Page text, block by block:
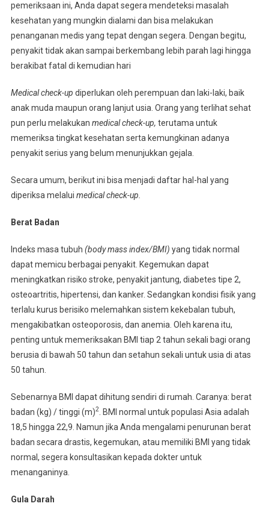
pemeriksaan ini, Anda dapat segera mendeteksi masalah
kesehatan yang mungkin dialami dan bisa melakukan
penanganan medis yang tepat dengan segera. Dengan begitu,
penyakit tidak akan sampai berkembang lebih parah lagi hingga
berakibat fatal di kemudian hari
Medical check-up diperlukan oleh perempuan dan laki-laki, baik
anak muda maupun orang lanjut usia. Orang yang terlihat sehat
pun perlu melakukan medical check-up, terutama untuk
memeriksa tingkat kesehatan serta kemungkinan adanya
penyakit serius yang belum menunjukkan gejala.
Secara umum, berikut ini bisa menjadi daftar hal-hal yang
diperiksa melalui medical check-up.
Berat Badan
Indeks masa tubuh (body mass index/BMI) yang tidak normal
dapat memicu berbagai penyakit. Kegemukan dapat
meningkatkan risiko stroke, penyakit jantung, diabetes tipe 2,
osteoartritis, hipertensi, dan kanker. Sedangkan kondisi fisik yang
terlalu kurus berisiko melemahkan sistem kekebalan tubuh,
mengakibatkan osteoporosis, dan anemia. Oleh karena itu,
penting untuk memeriksakan BMI tiap 2 tahun sekali bagi orang
berusia di bawah 50 tahun dan setahun sekali untuk usia di atas
50 tahun.
Sebenarnya BMI dapat dihitung sendiri di rumah. Caranya: berat
badan (kg) / tinggi (m)2. BMI normal untuk populasi Asia adalah
18,5 hingga 22,9. Namun jika Anda mengalami penurunan berat
badan secara drastis, kegemukan, atau memiliki BMI yang tidak
normal, segera konsultasikan kepada dokter untuk
menanganinya.
Gula Darah